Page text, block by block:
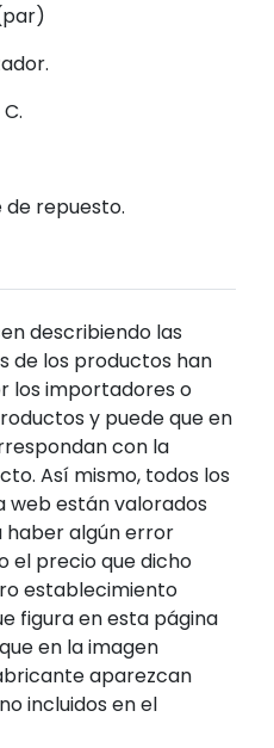
repuesto.
describiendo las
de los productos han
los importadores o
y puede que en
con la
Así mismo, todos los
web están valorados
haber algún error
el precio que dicho
establecimiento
figura en esta página
en la imagen
aparezcan
incluidos en el